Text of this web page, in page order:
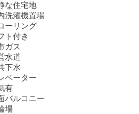
な住宅地
洗濯機置場
ーリング
ト付き
ガス
水道
下水
ベーター
有
バルコニー
場